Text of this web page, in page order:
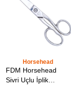
Horsehead
FDM Horsehead
Sivri Uçlu İplik